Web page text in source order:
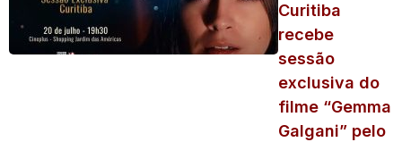
Curitiba
recebe
sessão
exclusiva do
filme “Gemma
Galgani” pelo